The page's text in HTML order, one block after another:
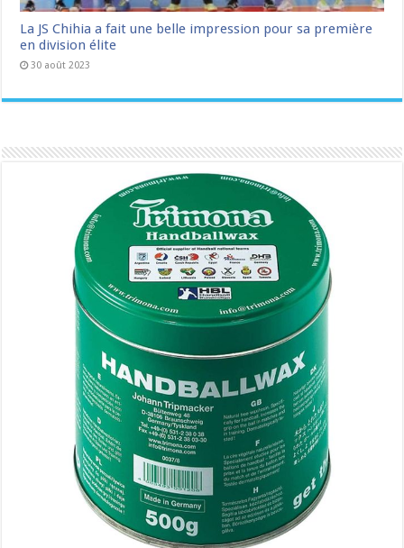
La JS Chihia a fait une belle impression pour sa première
en division élite
30 août 2023